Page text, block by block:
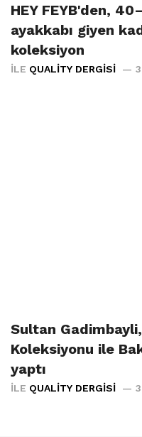
HEY FEYB'den,
ayakkabı giyen
koleksiyon
İLE QUALITY DERGISI
Sultan
Koleksiyonu ile
yaptı
İLE QUALITY DERGISI